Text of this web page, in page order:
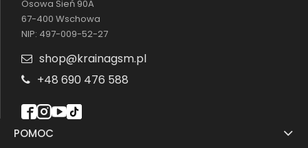
Cenisz prostotę i niezawodność? Nasze
silikonowe do Motorola Moto G75 5G
doskonały wybór dla osób, które szukają
skutecznej ochrony w lekkim, dyskretnym
przylega do telefonu,
zarysowaniami, drobnymi uderzeniami i
zabrudzeniami
POMOC
Osowa Sień 90A
67-400 Wschowa
NIP: 497-009-52-27
shop@krainagsm.pl
+48 690 476 588